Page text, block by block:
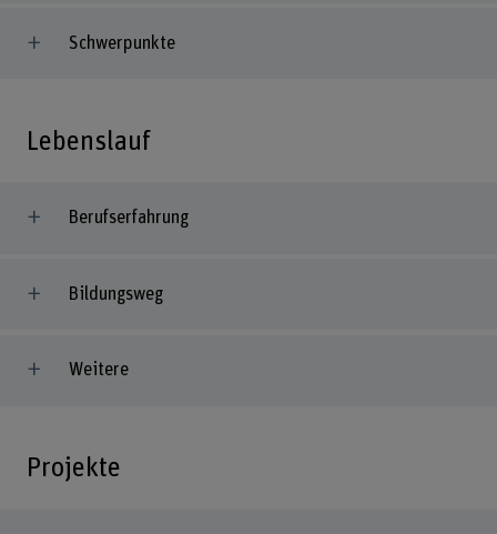
Schwerpunkte
Lebenslauf
Berufserfahrung
Bildungsweg
Weitere
Projekte